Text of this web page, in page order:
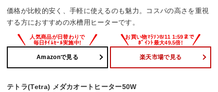
価格が比較的安く、手軽に使えるのも魅力。コスパの高さを重視
する方におすすめの水槽用ヒーターです。
Amazonで見る 楽天市場で見る
テトラ(Tetra) メダカオートヒーター50W